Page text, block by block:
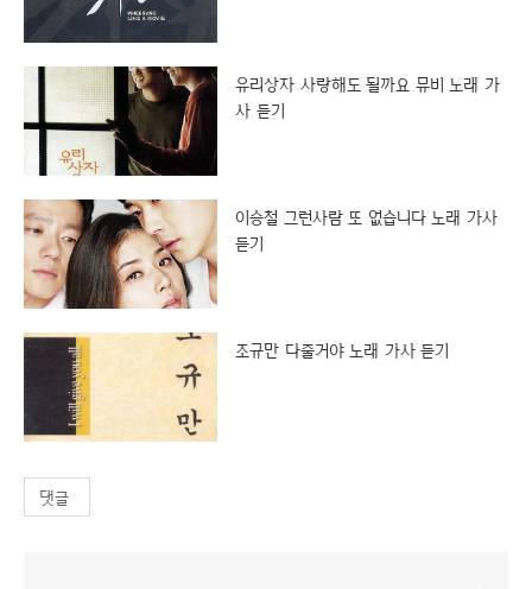
유리상자 사랑해도 될까요 뮤비 노래 가
사 듣기
이승철 그런사람 또 없습니다 노래 가사
듣기
조규만 다줄거야 노래 가사 듣기
댓글